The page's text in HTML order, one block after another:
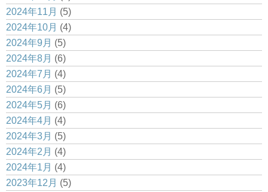
2024年11月 (5)
2024年10月 (4)
2024年9月 (5)
2024年8月 (6)
2024年7月 (4)
2024年6月 (5)
2024年5月 (6)
2024年4月 (4)
2024年3月 (5)
2024年2月 (4)
2024年1月 (4)
2023年12月 (5)